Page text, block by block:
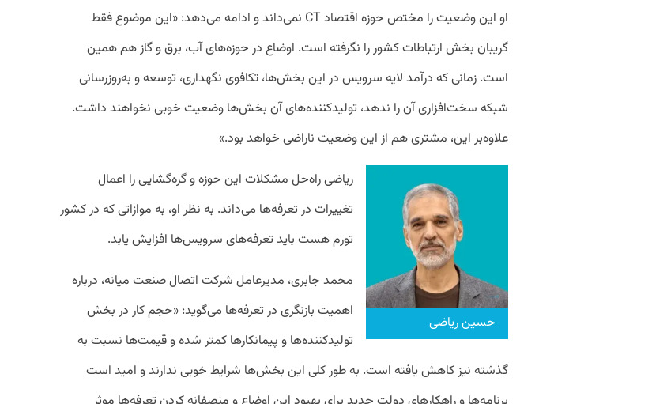
او این وضعیت را مختص حوزه اقتصاد CT نمی‌داند و ادامه می‌دهد: «این موضوع فقط
گریبان‌ بخش ارتباطات کشور را نگرفته است. اوضاع در حوزه‌های آب، برق و گاز هم همین
است. زمانی که درآمد لایه سرویس در این بخش‌ها، تکافوی نگهداری، توسعه و به‌روزرسانی
شبکه سخت‌افزاری آن را ندهد، تولیدکننده‌های آن بخش‌ها وضعیت خوبی نخواهند داشت.
علاوه‌بر این، مشتری هم از این وضعیت ناراضی خواهد بود.»
حسین ریاضی
ریاضی راه‌حل مشکلات این حوزه و گره‌گشایی را اعمال
تغییرات در تعرفه‌ها می‌داند. به نظر او، به موازاتی که در کشور
تورم هست باید تعرفه‌های سرویس‌ها افزایش یابد.
محمد جابری، مدیرعامل شرکت اتصال صنعت میانه، درباره
اهمیت بازنگری در تعرفه‌ها می‌گوید: «حجم کار در بخش
تولیدکننده‌ها و پیمانکارها کمتر شده و قیمت‌ها نسبت به
گذشته نیز کاهش یافته است. به ‌طور کلی این بخش‌ها شرایط خوبی ندارند و امید است